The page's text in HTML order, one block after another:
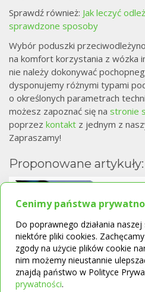
Sprawdź również: Jak leczyć
sprawdzone sposoby
Wybór poduszki
na komfort korzystania z wózka
nie należy dokonywać
dysponujemy różnymi typami
o określonych parametrach
możesz zapoznać się na stronie
poprzez kontakt z jednym z
Zapraszamy!
Proponowane artykuły:
Cenimy państwa
Do poprawnego działania
niektóre pliki cookies.
zgody na użycie plików cookie
nim możemy nieustannie
znajdą państwo w Polityce
prywatności.